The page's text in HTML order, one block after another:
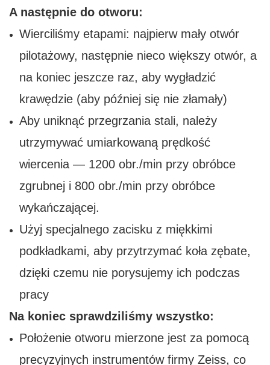
A następnie do otworu:
Wierciliśmy etapami: najpierw mały otwór
pilotażowy, następnie nieco większy otwór, a
na koniec jeszcze raz, aby wygładzić
krawędzie (aby później się nie złamały)
Aby uniknąć przegrzania stali, należy
utrzymywać umiarkowaną prędkość
wiercenia — 1200 obr./min przy obróbce
zgrubnej i 800 obr./min przy obróbce
wykańczającej.
Użyj specjalnego zacisku z miękkimi
podkładkami, aby przytrzymać koła zębate,
dzięki czemu nie porysujemy ich podczas
pracy
Na koniec sprawdziliśmy wszystko:
Położenie otworu mierzone jest za pomocą
precyzyjnych instrumentów firmy Zeiss, co